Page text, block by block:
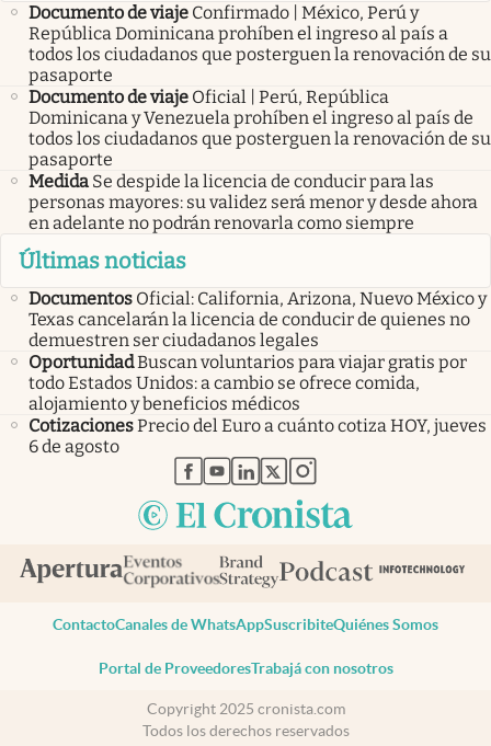
Documento de viaje Confirmado | México, Perú y
República Dominicana prohíben el ingreso al país a
todos los ciudadanos que posterguen la renovación de su
pasaporte
Documento de viaje Oficial | Perú, República
Dominicana y Venezuela prohíben el ingreso al país de
todos los ciudadanos que posterguen la renovación de su
pasaporte
Medida Se despide la licencia de conducir para las
personas mayores: su validez será menor y desde ahora
en adelante no podrán renovarla como siempre
Últimas noticias
Documentos Oficial: California, Arizona, Nuevo México y
Texas cancelarán la licencia de conducir de quienes no
demuestren ser ciudadanos legales
OportunidadBuscan voluntarios para viajar gratis por
todo Estados Unidos: a cambio se ofrece comida,
alojamiento y beneficios médicos
CotizacionesPrecio del Euro a cuánto cotiza HOY, jueves
6 de agosto
abre en nueva pestaña
abre en nueva pestaña
abre en nueva pestaña
abre en nueva pestaña
abre en nueva pestaña
ContactoCanales de WhatsAppSuscribiteQuiénes Somos
Portal de ProveedoresTrabajá con nosotros
Copyright 2025 cronista.com
Todos los derechos reservados